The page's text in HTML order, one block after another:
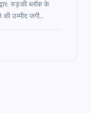
रुड़की ब्लॉक के
उम्मीद जगी…